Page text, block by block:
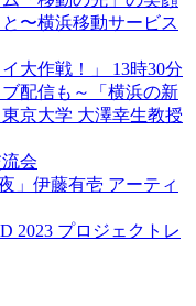
〜横浜移動サービス
イ大作戦！」 13時30分
配信も～「横浜の新
京大学 大澤幸生教授
会
」伊藤有壱 アーティ
2023 プロジェクトレ